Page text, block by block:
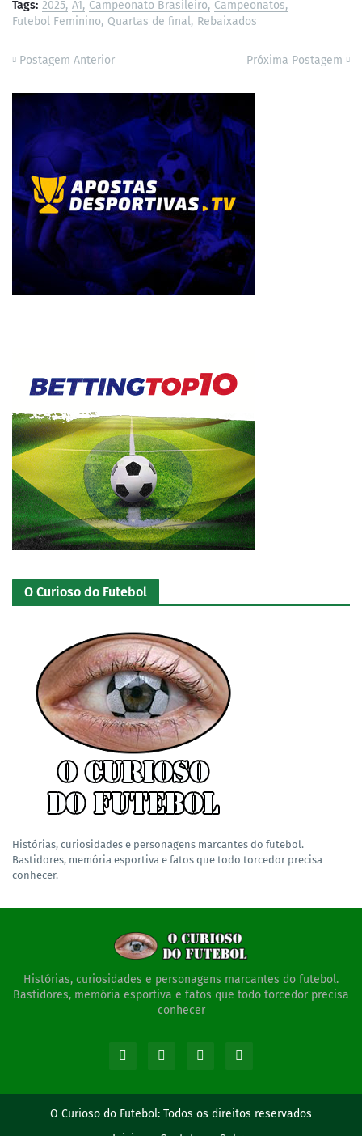
Tags: 2025 A1 Campeonato Brasileiro Campeonatos
Futebol Feminino Quartas de final Rebaixados
Postagem Anterior Próxima Postagem
O Curioso do Futebol
Histórias, curiosidades e personagens marcantes do futebol.
Bastidores, memória esportiva e fatos que todo torcedor precisa
conhecer.
Histórias, curiosidades e personagens marcantes do futebol.
Bastidores, memória esportiva e fatos que todo torcedor precisa
conhecer
O Curioso do Futebol: Todos os direitos reservados